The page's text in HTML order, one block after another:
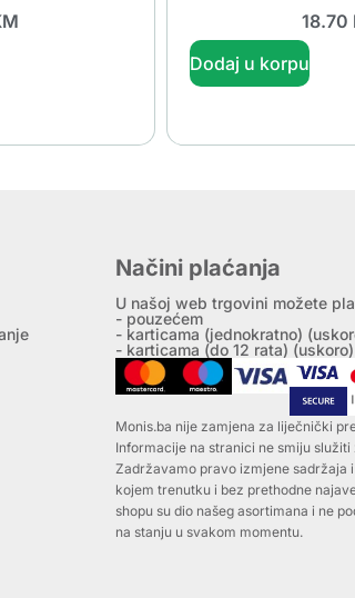
18.70
Dodaj u korpu
Načini plaćanja
U našoj web trgovini možete
- pouzećem
- karticama (jednokratno)
- karticama (do 12 rata) (uskoro)
Monis.ba nije zamjena za liječnički
Informacije na stranici ne smiju
Zadržavamo pravo izmjene sadržaja
kojem trenutku i bez prethodne
shopu su dio našeg asortimana i ne
na stanju u svakom momentu.